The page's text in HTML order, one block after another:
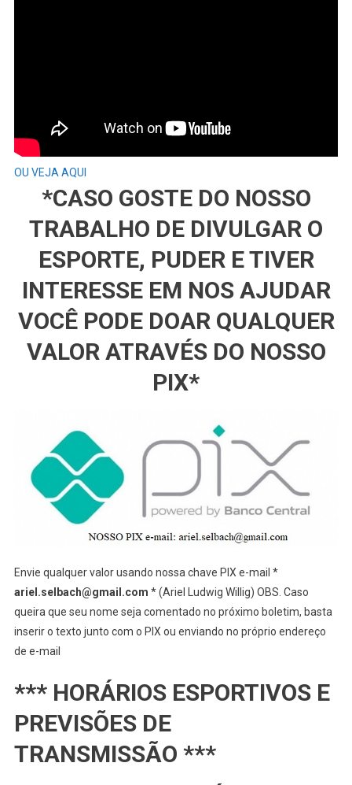
OU VEJA AQUI
*CASO GOSTE DO NOSSO
TRABALHO DE DIVULGAR O
ESPORTE, PUDER E TIVER
INTERESSE EM NOS AJUDAR
VOCÊ PODE DOAR QUALQUER
VALOR ATRAVÉS DO NOSSO
PIX*
Envie qualquer valor usando nossa chave PIX e-mail *
ariel.selbach@gmail.com * (Ariel Ludwig Willig) OBS. Caso
queira que seu nome seja comentado no próximo boletim, basta
inserir o texto junto com o PIX ou enviando no próprio endereço
de e-mail
*** HORÁRIOS ESPORTIVOS E
PREVISÕES DE
TRANSMISSÃO ***